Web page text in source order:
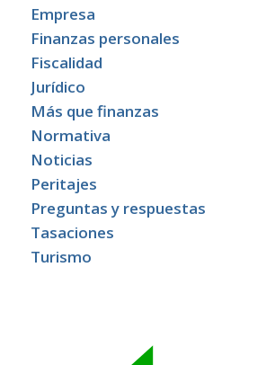
Empresa
Finanzas personales
Fiscalidad
Jurídico
Más que finanzas
Normativa
Noticias
Peritajes
Preguntas y respuestas
Tasaciones
Turismo